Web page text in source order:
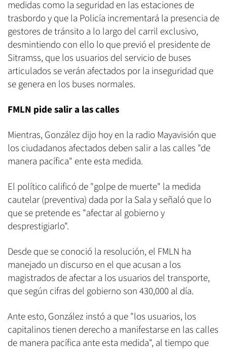
medidas como la seguridad en las estaciones de
trasbordo y que la Policía incrementará la presencia de
gestores de tránsito a lo largo del carril exclusivo,
desmintiendo con ello lo que previó el presidente de
Sitramss, que los usuarios del servicio de buses
articulados se verán afectados por la inseguridad que
se genera en los buses normales.
FMLN pide salir a las calles
Mientras, González dijo hoy en la radio Mayavisión que
los ciudadanos afectados deben salir a las calles "de
manera pacífica" ente esta medida.
El político calificó de "golpe de muerte" la medida
cautelar (preventiva) dada por la Sala y señaló que lo
que se pretende es "afectar al gobierno y
desprestigiarlo".
Desde que se conoció la resolución, el FMLN ha
manejado un discurso en el que acusan a los
magistrados de afectar a los usuarios del transporte,
que según cifras del gobierno son 430,000 al día.
Ante esto, González instó a que "los usuarios, los
capitalinos tienen derecho a manifestarse en las calles
de manera pacífica ante esta medida", al tiempo que